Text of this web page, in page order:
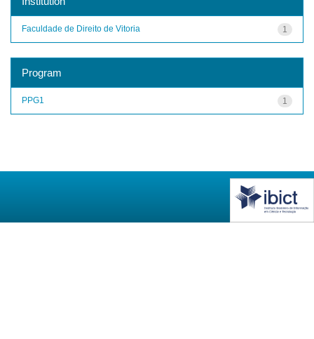
1
Faculdade de Direito de Vitoria
Program
1
PPG1